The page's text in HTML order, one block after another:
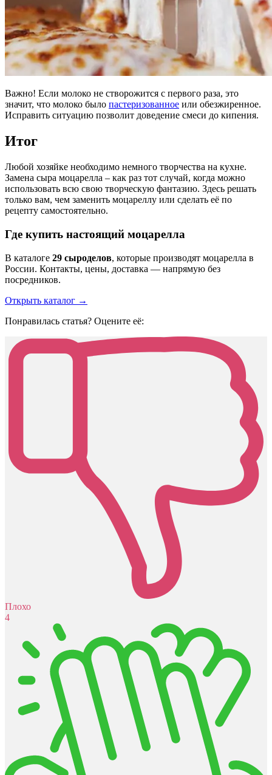
Важно! Если молоко не створожится с первого раза, это
значит, что молоко было пастеризованное или обезжиренное.
Исправить ситуацию позволит доведение смеси до кипения.
Итог
Любой хозяйке необходимо немного творчества на кухне.
Замена сыра моцарелла – как раз тот случай, когда можно
использовать всю свою творческую фантазию. Здесь решать
только вам, чем заменить моцареллу или сделать её по
рецепту самостоятельно.
Где купить настоящий моцарелла
В каталоге 29 сыроделов, которые производят моцарелла в
России. Контакты, цены, доставка — напрямую без
посредников.
Открыть каталог →
Понравилась статья? Оцените её:
Плохо
4